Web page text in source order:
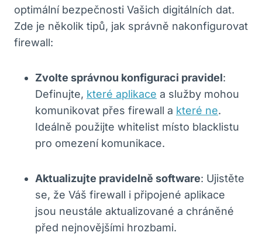
optimální bezpečnosti Vašich digitálních dat.
Zde je několik tipů, jak správně nakonfigurovat
firewall:
Zvolte správnou konfiguraci pravidel:
Definujte, které aplikace a služby mohou
komunikovat přes firewall a které ne.
Ideálně použijte whitelist místo blacklistu
pro omezení komunikace.
Aktualizujte pravidelně software: Ujistěte
se, že Váš firewall i připojené aplikace
jsou neustále aktualizované a chráněné
před nejnovějšími hrozbami.